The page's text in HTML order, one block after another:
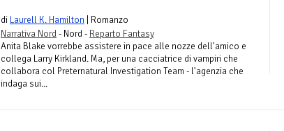
di Laurell K. Hamilton | Romanzo
Narrativa Nord- Nord - Reparto Fantasy
Anita Blake vorrebbe assistere in pace alle nozze dell'amico e
collega Larry Kirkland. Ma, per una cacciatrice di vampiri che
collabora col Preternatural Investigation Team - l'agenzia che
indaga sui...